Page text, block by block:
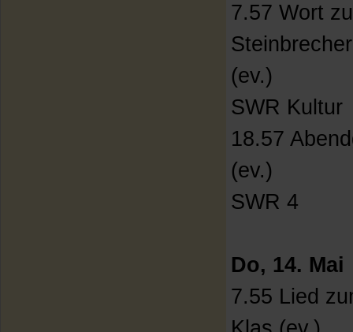
7.57 Wort
(ev.)
SWR Kultur
18.57
(ev.)
SWR 4
Do, 14. Mai
7.55 Lied